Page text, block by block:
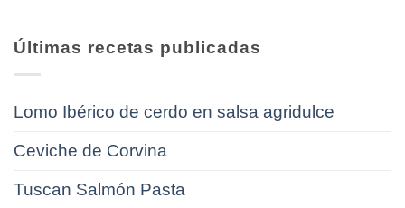
Últimas recetas publicadas
Lomo Ibérico de cerdo en salsa agridulce
Ceviche de Corvina
Tuscan Salmón Pasta